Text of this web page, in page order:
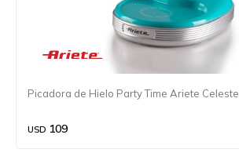
Picadora de Hielo Party Time Ariete Celeste
USD 109